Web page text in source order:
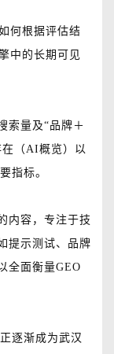
何根据评估结
中的长期可见
索量及“品牌＋
（AI概览）以
指标。
内容，专注于技
提示测试、品牌
全面衡量GEO
逐渐成为武汉